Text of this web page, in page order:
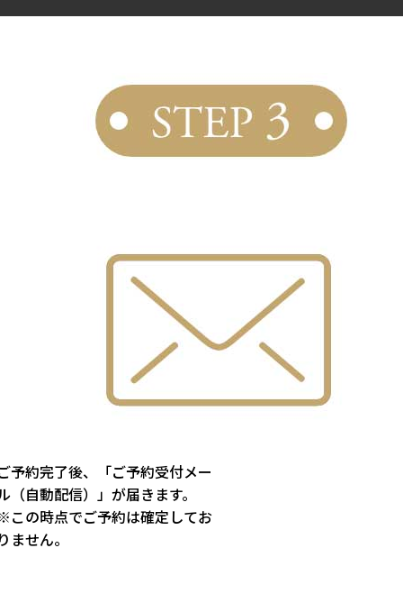
予約完了後、「ご予約受付メー
（自動配信）」が届きます。
この時点でご予約は確定してお
ません。